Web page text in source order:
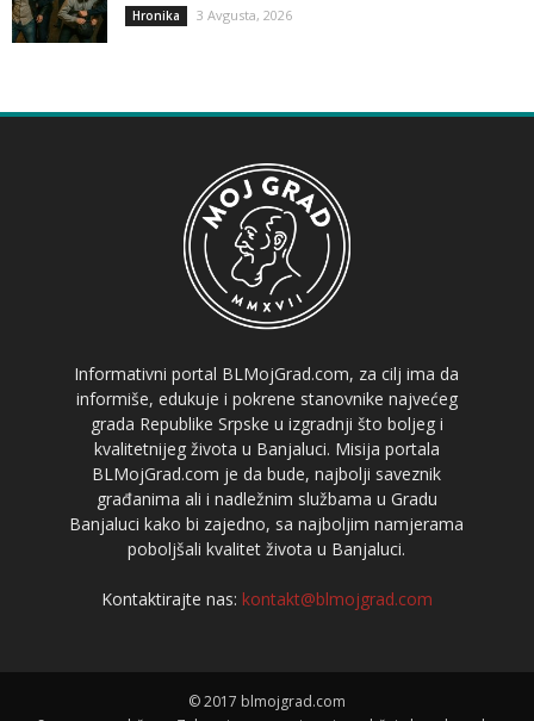
Hronika 3 Avgusta, 2026
Informativni portal BLMojGrad.com, za cilj ima da
informiše, edukuje i pokrene stanovnike najvećeg
grada Republike Srpske u izgradnji što boljeg i
kvalitetnijeg života u Banjaluci. Misija portala
BLMojGrad.com je da bude, najbolji saveznik
građanima ali i nadležnim službama u Gradu
Banjaluci kako bi zajedno, sa najboljim namjerama
poboljšali kvalitet života u Banjaluci.
Kontaktirajte nas: kontakt@blmojgrad.com
© 2017 blmojgrad.com